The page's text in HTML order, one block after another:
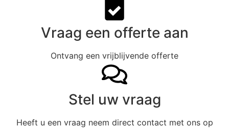
Vraag een offerte aan
Ontvang een vrijblijvende offerte
Stel uw vraag
Heeft u een vraag neem direct contact met ons op